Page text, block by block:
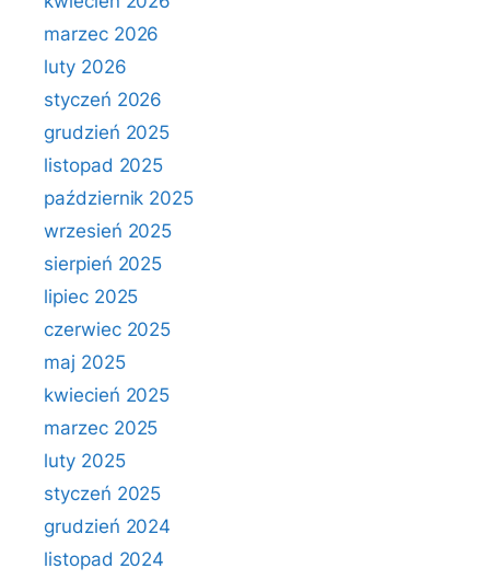
marzec 2026
luty 2026
styczeń 2026
grudzień 2025
listopad 2025
październik 2025
wrzesień 2025
sierpień 2025
lipiec 2025
czerwiec 2025
maj 2025
kwiecień 2025
marzec 2025
luty 2025
styczeń 2025
grudzień 2024
listopad 2024